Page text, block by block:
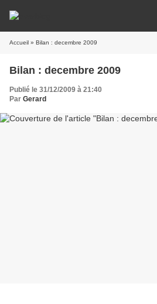
Accueil » Bilan : decembre 2009
Bilan : decembre 2009
Publié le 31/12/2009 à 21:40
Par Gerard